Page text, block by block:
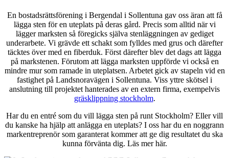
En bostadsrättsförening i Bergendal i Sollentuna gav oss äran att få
lägga sten för en uteplats på deras gård. Precis som alltid när vi
lägger marksten så föregicks själva stenläggningen av gediget
underarbete. Vi grävde ett schakt som fylldes med grus och därefter
täcktes över med en fiberduk. Först därefter blev det dags att lägga
på markstenen. Förutom att lägga marksten uppförde vi också en
mindre mur som ramade in uteplatsen. Arbetet gick av stapeln vid en
fastighet på Landsnoravägen i Sollentuna. Viss yttre skötsel i
anslutning till projektet hanterades av en extern firma, exempelvis
gräsklippning stockholm.
Har du en entré som du vill lägga sten på runt Stockholm? Eller vill
du kanske ha hjälp att anlägga en uteplats? I oss har du en noggrann
markentreprenör som garanterat kommer att ge dig resultatet du ska
kunna förvänta dig. Läs mer här.